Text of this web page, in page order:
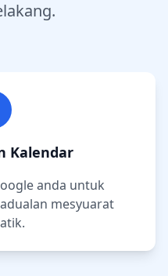
Kalendar
anda untuk
mesyuarat